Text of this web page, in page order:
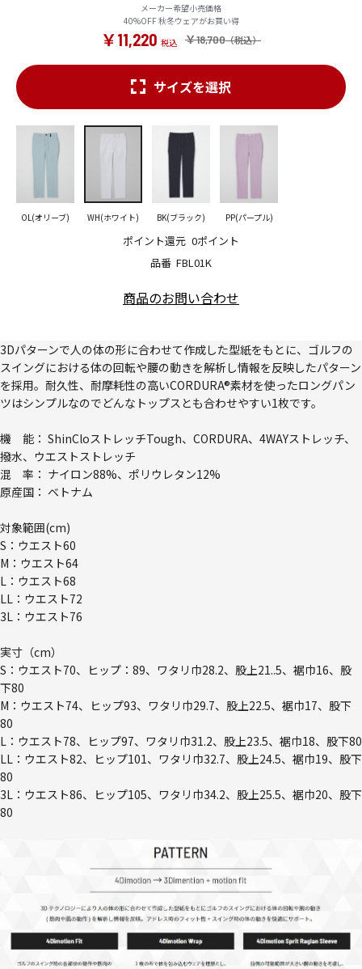
メーカー希望小売価格
40%OFF 秋冬ウェアがお買い得
￥18,700
￥11,220
品番 FBL01K
ポイント還元 0ポイント
サイズを選択
OL(オリーブ) WH(ホワイト) BK(ブラック) PP(パープル)
商品のお問い合わせ
3Dパターンで人の体の形に合わせて作成した型紙をもとに、ゴルフの
スイングにおける体の回転や腰の動きを解析し情報を反映したパターン
を採用。耐久性、耐摩耗性の高いCORDURA®素材を使ったロングパン
ツはシンプルなのでどんなトップスとも合わせやすい1枚です。
機 能： ShinCloストレッチTough、CORDURA、4WAYストレッチ、
撥水、ウエストストレッチ
混 率： ナイロン88%、ポリウレタン12%
原産国： ベトナム
対象範囲(cm)
S：ウエスト60
M：ウエスト64
L：ウエスト68
LL：ウエスト72
3L：ウエスト76
実寸（cm）
S：ウエスト70、ヒップ：89、ワタリ巾28.2、股上21..5、裾巾16、股
下80
M：ウエスト74、ヒップ93、ワタリ巾29.7、股上22.5、裾巾17、股下
80
L：ウエスト78、ヒップ97、ワタリ巾31.2、股上23.5、裾巾18、股下80
LL：ウエスト82、ヒップ101、ワタリ巾32.7、股上24.5、裾巾19、股下
80
3L：ウエスト86、ヒップ105、ワタリ巾34.2、股上25.5、裾巾20、股下
80